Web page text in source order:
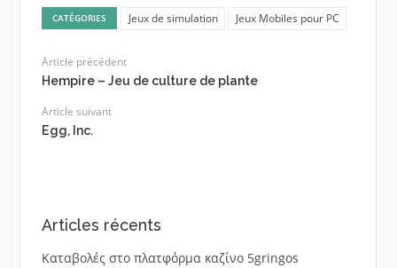
CATÉGORIES Jeux de simulation Jeux Mobiles pour PC
Article précédent
Hempire – Jeu de culture de plante
Article suivant
Egg, Inc.
Articles récents
Καταβολές στο πλατφόρμα καζίνο 5gringos